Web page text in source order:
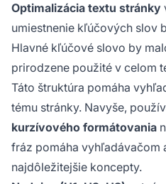
Optimalizácia textu stránky
umiestnenie kľúčových slov
Hlavné kľúčové slovo by
prirodzene použité v celom
Táto štruktúra pomáha
tému stránky. Navyše,
kurzívového formátovania
fráz pomáha
najdôležitejšie koncepty.